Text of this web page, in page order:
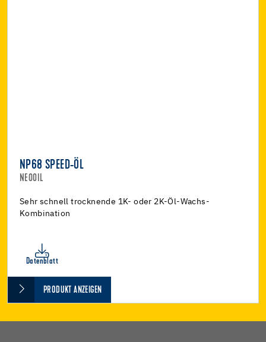
NP68 SPEED-ÖL
NEOOIL
Sehr schnell trocknende 1K- oder 2K-Öl-Wachs-
Kombination
Datenblatt
PRODUKT ANZEIGEN